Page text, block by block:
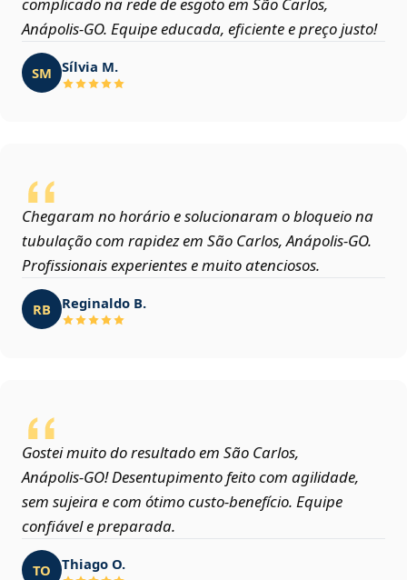
complicado na rede de esgoto em São Carlos,
Anápolis‑GO. Equipe educada, eficiente e preço justo!
SM Sílvia M.
Chegaram no horário e solucionaram o bloqueio na
tubulação com rapidez em São Carlos, Anápolis‑GO.
Profissionais experientes e muito atenciosos.
RB Reginaldo B.
Gostei muito do resultado em São Carlos,
Anápolis‑GO! Desentupimento feito com agilidade,
sem sujeira e com ótimo custo-benefício. Equipe
confiável e preparada.
TO Thiago O.